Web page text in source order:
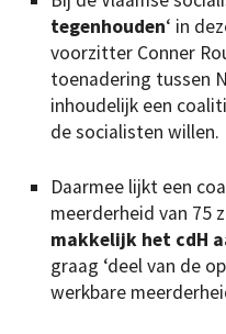
tegenhouden‘ in
voorzitter Conner
toenadering tussen
inhoudelijk een
de socialisten willen.
Daarmee lijkt een
meerderheid van 75
makkelijk het cdH
graag ‘deel van de
werkbare